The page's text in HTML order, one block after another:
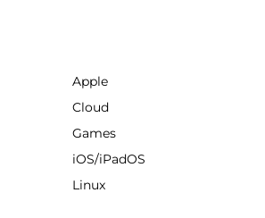
Apple
Cloud
Games
iOS/iPadOS
Linux